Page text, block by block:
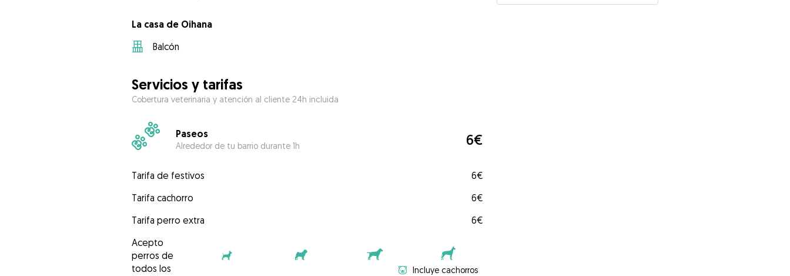
La casa de Oihana
Balcón
Servicios y tarifas
Cobertura veterinaria y atención al cliente 24h incluida
Paseos
Alrededor de tu barrio durante 1h 6€
Tarifa de festivos
6€
Tarifa cachorro
6€
Tarifa perro extra
6€
Acepto
perros de
todos los
Incluye cachorros